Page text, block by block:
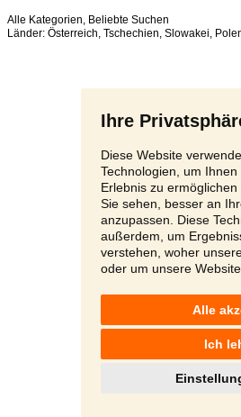
Ihre
Diese Website
Technologien, um
Erlebnis zu
Sie sehen, besser an
anzupassen. Diese
außerdem, um
verstehen, woher
oder um unsere
Alle
Ich
Alle Kategorien, Beliebte Suchen
Länder: Österreich, Tschechien, Slowakei,